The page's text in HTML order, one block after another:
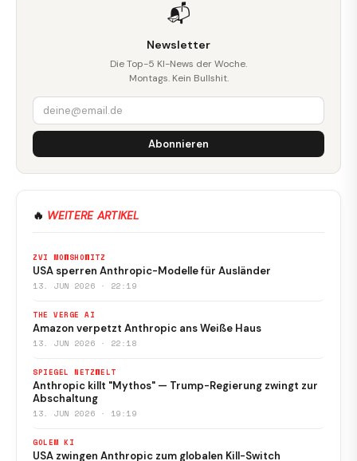
📬
Newsletter
Die Top-5 KI-News der Woche.
Montags. Kein Bullshit.
Abonnieren
🔥 WEITERE ARTIKEL
ZVI MOWSHOWITZ
USA sperren Anthropic-Modelle für Ausländer
13. JUN 2026 · 22:19
THE VERGE AI
Amazon verpetzt Anthropic ans Weiße Haus
13. JUN 2026 · 22:18
SPIEGEL NETZWELT
Anthropic killt "Mythos" — Trump-Regierung zwingt zur
Abschaltung
13. JUN 2026 · 19:19
GOLEM KI
USA zwingen Anthropic zum globalen Kill-Switch